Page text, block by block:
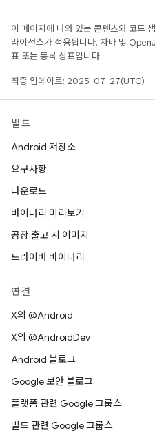
이 페이지에 나와 있는 콘텐츠와 코드
라이선스가 적용됩니다. 자바 및
표 또는 등록 상표입니다.
최종 업데이트: 2025-07-27(UTC)
빌드
Android 저장소
요구사항
다운로드
바이너리 미리보기
공장 출고 시 이미지
드라이버 바이너리
연결
X의 @Android
X의 @AndroidDev
Android 블로그
Google 보안 블로그
플랫폼 관련 Google 그룹스
빌드 관련 Google 그룹스